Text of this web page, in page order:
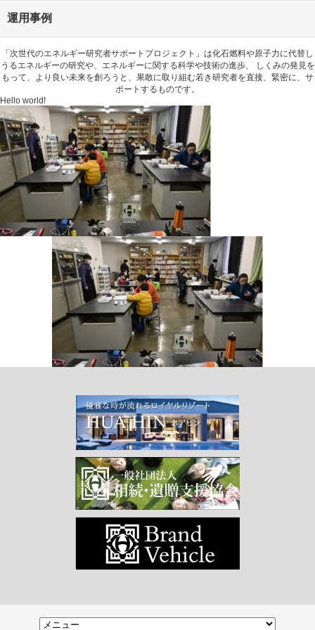
運用事例
「次世代のエネルギー研究者サポートプロジェクト」は化石燃料や原子力に代替し
うるエネルギーの研究や、エネルギーに関する科学や技術の進歩、 しくみの発見を
もって、より良い未来を創ろうと、果敢に取り組む若き研究者を直接、緊密に、サ
ポートするものです。
Hello world!